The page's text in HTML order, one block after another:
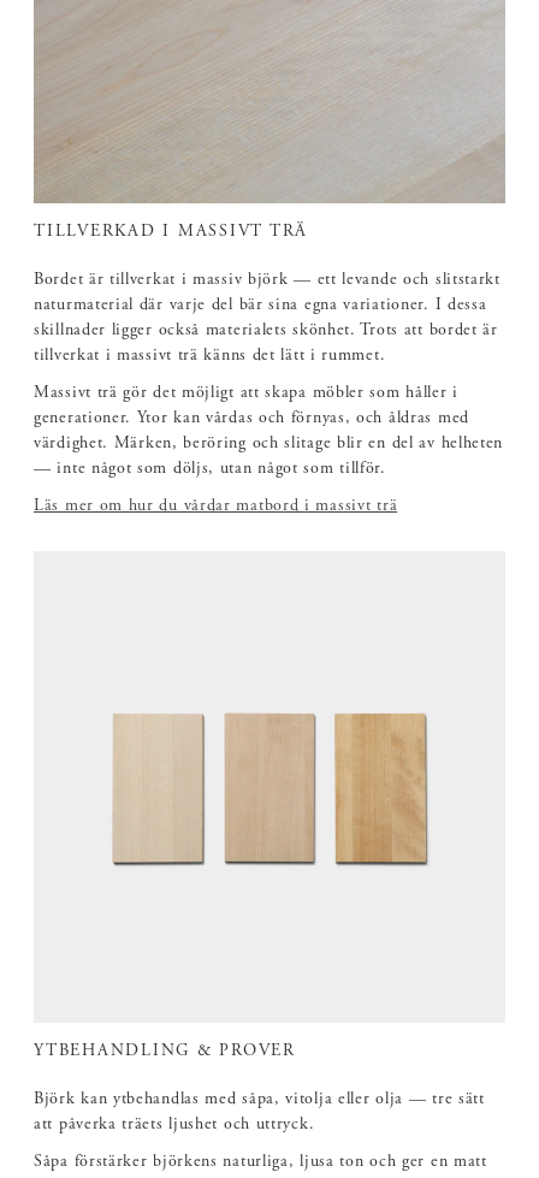
TILLVERKAD I MASSIVT TRÄ
Bordet är tillverkat i massiv björk — ett levande och slitstarkt
naturmaterial där varje del bär sina egna variationer. I dessa
skillnader ligger också materialets skönhet. Trots att bordet är
tillverkat i massivt trä känns det lätt i rummet.
Massivt trä gör det möjligt att skapa möbler som håller i
generationer. Ytor kan vårdas och förnyas, och åldras med
värdighet. Märken, beröring och slitage blir en del av helheten
— inte något som döljs, utan något som tillför.
Läs mer om hur du vårdar matbord i massivt trä
YTBEHANDLING & PROVER
Björk kan ytbehandlas med såpa, vitolja eller olja — tre sätt
att påverka träets ljushet och uttryck.
Såpa förstärker björkens naturliga, ljusa ton och ger en matt